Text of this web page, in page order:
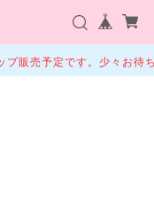
販売予定です。少々お待ち